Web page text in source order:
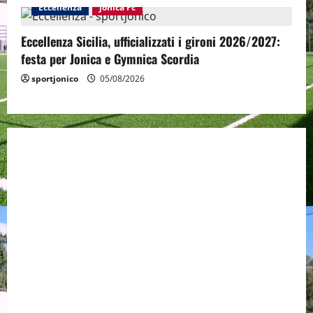
Eccellenza
Jonica Fc
Eccellenza Sicilia, ufficializzati i gironi 2026/2027:
festa per Jonica e Gymnica Scordia
sportjonico 05/08/2026